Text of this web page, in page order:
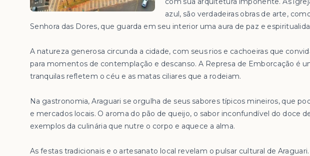
azul, são verdadeiras obras de arte,
Senhora das Dores, que guarda em seu interior uma aura de paz e
A natureza generosa circunda a cidade, com seus rios e cachoeiras que
para momentos de contemplação e descanso. A Represa de Emborcação é
tranquilas refletem o céu e as matas ciliares que a rodeiam.
Na gastronomia, Araguari se orgulha de seus sabores típicos mineiros, que
e mercados locais. O aroma do pão de queijo, o sabor inconfundível do doce
exemplos da culinária que nutre o corpo e aquece a alma.
As festas tradicionais e o artesanato local revelam o pulsar cultural de